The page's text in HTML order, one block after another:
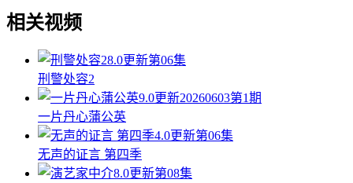
相关视频
8.0更新第06集
刑警处容2
9.0更新20260603第1期
一片丹心蒲公英
4.0更新第06集
无声的证言 第四季
8.0更新第08集